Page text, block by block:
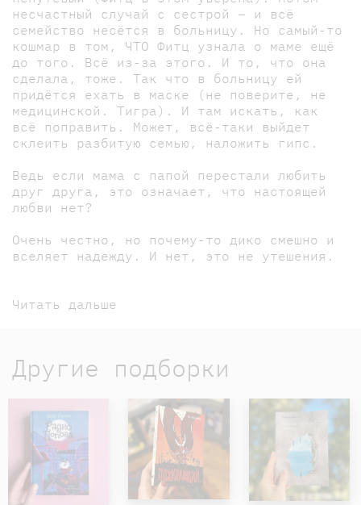
несчастный случай с сестрой – и всё
семейство несётся в больницу. Но самый-то
кошмар в том, ЧТО Фитц узнала о маме ещё
до того. Всё из-за этого. И то, что она
сделала, тоже. Так что в больницу ей
придётся ехать в маске (не поверите, не
медицинской. Тигра). И там искать, как
всё поправить. Может, всё-таки выйдет
склеить разбитую семью, наложить гипс.
Ведь если мама с папой перестали любить
друг друга, это означает, что настоящей
любви нет?
Очень честно, но почему-то дико смешно и
вселяет надежду. И нет, это не утешения.
Читать дальше
Другие подборки